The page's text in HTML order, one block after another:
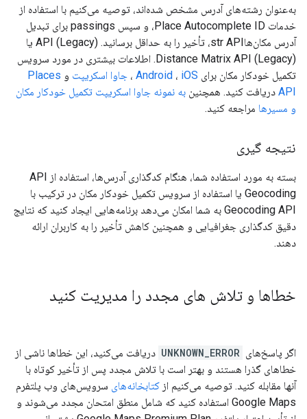
به‌عنوان رشته‌های آدرس مشخص شده‌اند، توصیه می‌کنیم با استفاده از
خدمات Place Autocomplete ID، و سپس passings برای تبدیل
آدرس مکان‌هاstr API، تأخیر را به حداقل برسانید. API (Legacy) یا
Distance Matrix API (Legacy). اطلاعات بیشتری در مورد سرویس
تکمیل خودکار مکان برای
Android ، iOS ، جاوا اسکریپت و Places
API دریافت کنید. همچنین به نمونه جاوا اسکریپت تکمیل خودکار مکان
و مسیرها مراجعه کنید.
نتیجه گیری
بسته به مورد استفاده شما، هنگام کدگذاری آدرس‌ها، استفاده از API
Geocoding یا استفاده از سرویس تکمیل خودکار مکان در ترکیب با
Geocoding API به شما امکان می‌دهد برنامه‌هایی ایجاد کنید که نتایج
دقیق کدگذاری جغرافیایی و همچنین کاهش تأخیر را به کاربران ارائه
دهند.
خطاها و تلاش های مجدد را مدیریت کنید
اگر پاسخ‌های UNKNOWN_ERROR دریافت می‌کنید، این خطاها ناشی از
خطاهای گذرا هستند و بهتر است با تلاش مجدد پس از تأخیر کوتاه با
آنها مقابله کنید. توصیه می‌کنیم از کتابخانه‌های سرویس‌های وب پلتفرم
Google Maps استفاده کنید که شامل منطق امتحان مجدد می‌شوند و